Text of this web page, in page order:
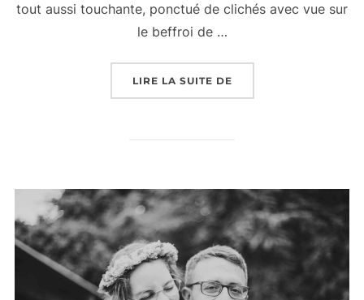
tout aussi touchante, ponctué de clichés avec vue sur
le beffroi de …
LIRE LA SUITE DE« MARIAGE